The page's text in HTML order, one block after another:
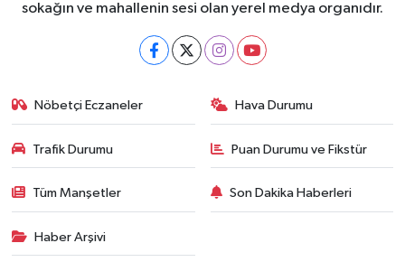
sokağın ve mahallenin sesi olan yerel medya organıdır.
Nöbetçi Eczaneler Hava Durumu
Trafik Durumu Puan Durumu ve Fikstür
Tüm Manşetler Son Dakika Haberleri
Haber Arşivi